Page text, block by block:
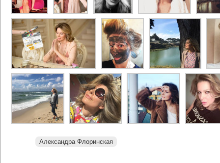
Александра Флоринская